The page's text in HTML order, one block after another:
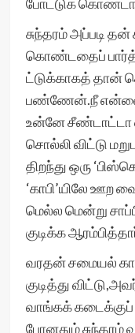
சுந்தரம் அப்படி
கொண்டதைப்
ட்டுக்காகத் தான்
பண்ணேன்.நீ என்னை
உன்னே சீண்டாட்டா
சொல்லி விட்டு
திறந்து ஒரு
‘காபி’யிலே ஊற
மெல்ல மென்று
குடிக்க
வரதன் சமையல்
குடித்து
வாங்கக்
போனதும் சுந்தரம்